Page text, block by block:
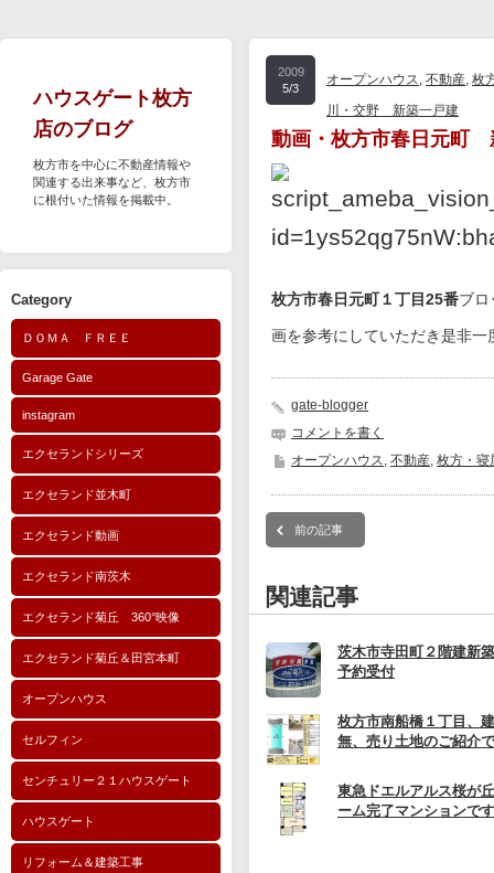
ハウスゲート枚方
店のブログ
枚方市を中心に不動産情報や
関連する出来事など、枚方市
に根付いた情報を掲載中。
Category
ＤＯＭＡ ＦＲＥＥ
Garage Gate
instagram
エクセランドシリーズ
エクセランド並木町
エクセランド動画
エクセランド南茨木
エクセランド菊丘 360°映像
エクセランド菊丘＆田宮本町
オープンハウス
セルフィン
センチュリー２１ハウスゲート
ハウスゲート
リフォーム＆建築工事
2009
5/3
オープンハウス, 不動産, 枚
川・交野 新築一戸建
動画・枚方市春日元町
枚方市春日元町１丁目25番ブロ
画を参考にしていただき是非
gate-blogger
コメントを書く
オープンハウス, 不動産, 枚方・
前の記事
関連記事
茨木市寺田町２階建新
予約受付
枚方市南船橋１丁目、
無、売り土地のご紹介
東急ドエルアルス桜が
ーム完了マンションで